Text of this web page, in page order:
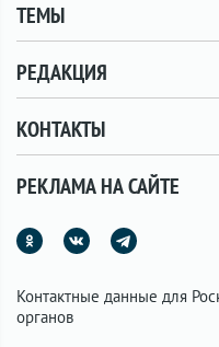
ТЕМЫ
РЕДАКЦИЯ
КОНТАКТЫ
РЕКЛАМА НА САЙТЕ
Контактные данные для
органов